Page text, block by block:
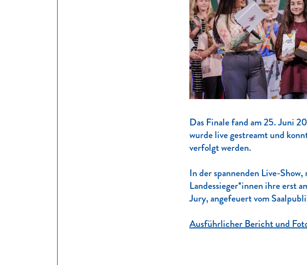
Das Finale fand am 25. Juni
wurde live gestreamt und
verfolgt werden.
In der spannenden Live-
Landessieger*innen ihre erst
Jury, angefeuert vom
Ausführlicher Bericht und